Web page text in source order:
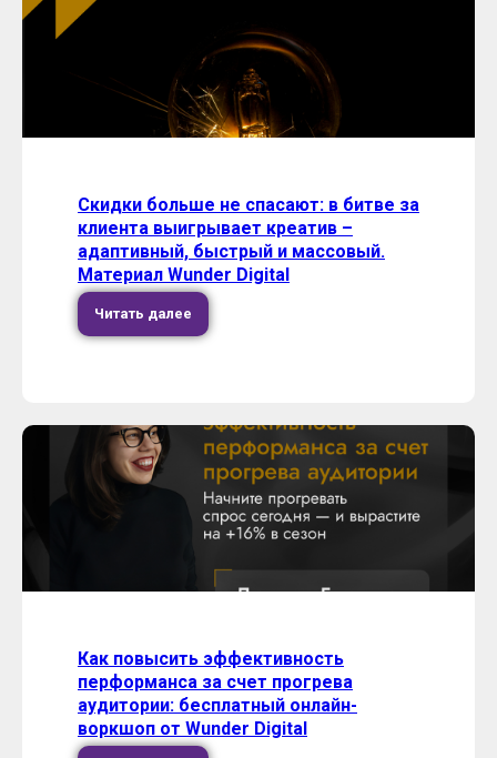
Скидки больше не спасают: в битве за
клиента выигрывает креатив –
адаптивный, быстрый и массовый.
Материал Wunder Digital
Читать далее
Как повысить эффективность
перформанса за счет прогрева
аудитории: бесплатный онлайн-
воркшоп от Wunder Digital